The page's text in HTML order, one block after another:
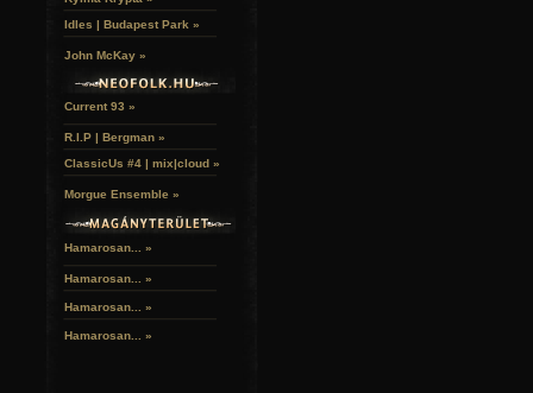
Idles | Budapest Park »
John McKay »
Current 93 »
R.I.P | Bergman »
ClassicUs #4 | mix|cloud »
Morgue Ensemble »
Hamarosan... »
Hamarosan... »
Hamarosan... »
Hamarosan... »